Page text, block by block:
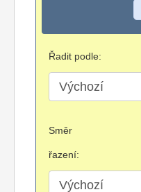
Řadit podle:
Směr
řazení: